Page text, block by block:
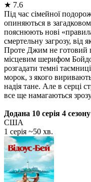
★ 7.6
Під час сімейної
опиняються в
пояснюють нові
смертельну загрозу, від
Проте Джим не готовий
місцевим шерифом
розгадати темні
морок, з якого
надія тане. Але в серці
все ще намагаються
Додана 10 серія 4
США
1 серія ~50 хв.